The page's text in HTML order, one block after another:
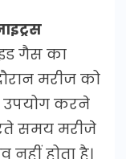
गैस का
मरीज को
करने
समय मरीजे
होता है।